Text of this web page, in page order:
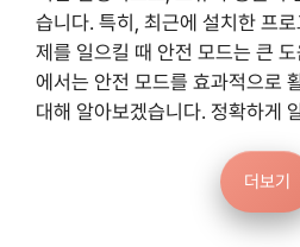
습니다. 특히, 최근에 설치한 프
제를 일으킬 때 안전 모드는 큰
에서는 안전 모드를 효과적으로
대해 알아보겠습니다. 정확하게
더보기